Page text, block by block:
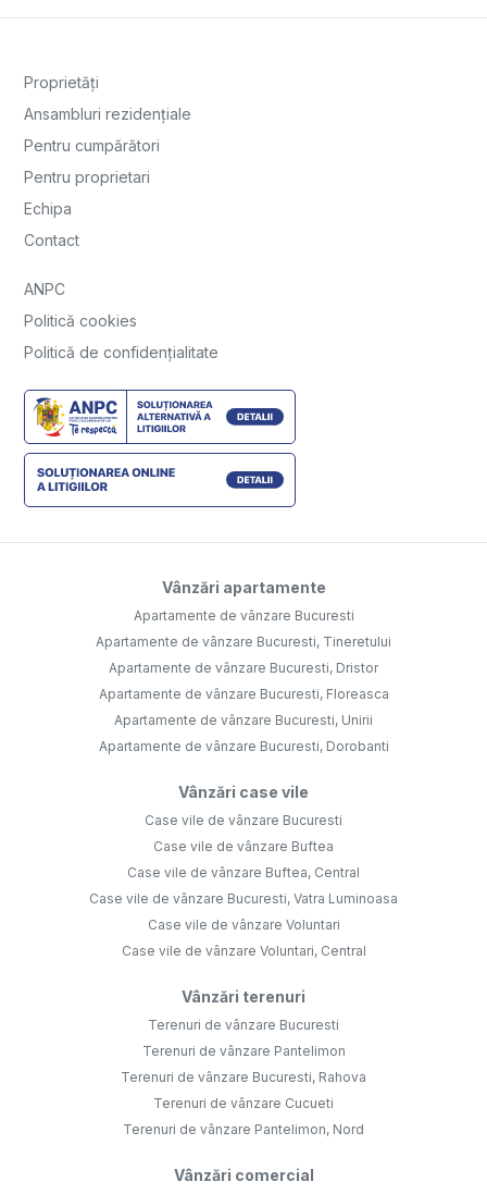
Proprietăți
Ansambluri rezidențiale
Pentru cumpărători
Pentru proprietari
Echipa
Contact
ANPC
Politică cookies
Politică de confidențialitate
Vânzări apartamente
Apartamente de vânzare Bucuresti
Apartamente de vânzare Bucuresti, Tineretului
Apartamente de vânzare Bucuresti, Dristor
Apartamente de vânzare Bucuresti, Floreasca
Apartamente de vânzare Bucuresti, Unirii
Apartamente de vânzare Bucuresti, Dorobanti
Vânzări case vile
Case vile de vânzare Bucuresti
Case vile de vânzare Buftea
Case vile de vânzare Buftea, Central
Case vile de vânzare Bucuresti, Vatra Luminoasa
Case vile de vânzare Voluntari
Case vile de vânzare Voluntari, Central
Vânzări terenuri
Terenuri de vânzare Bucuresti
Terenuri de vânzare Pantelimon
Terenuri de vânzare Bucuresti, Rahova
Terenuri de vânzare Cucueti
Terenuri de vânzare Pantelimon, Nord
Vânzări comercial